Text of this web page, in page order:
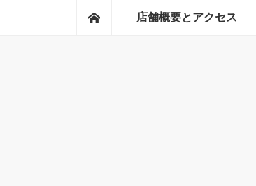
ホーム店舗概要とアクセス